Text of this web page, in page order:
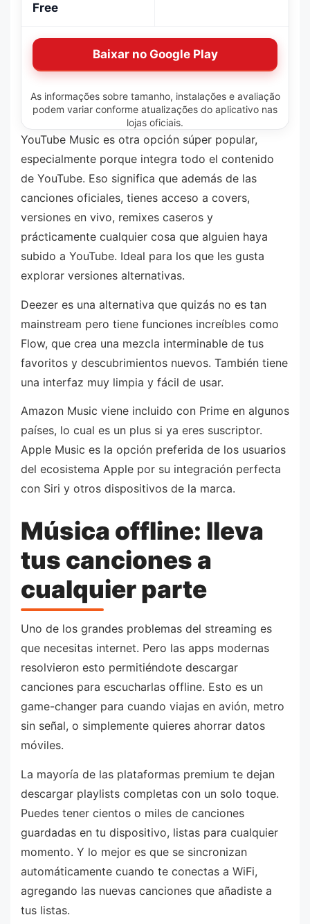
Free
Baixar no Google Play
As informações sobre tamanho, instalações e avaliação
podem variar conforme atualizações do aplicativo nas
lojas oficiais.
YouTube Music es otra opción súper popular,
especialmente porque integra todo el contenido
de YouTube. Eso significa que además de las
canciones oficiales, tienes acceso a covers,
versiones en vivo, remixes caseros y
prácticamente cualquier cosa que alguien haya
subido a YouTube. Ideal para los que les gusta
explorar versiones alternativas.
Deezer es una alternativa que quizás no es tan
mainstream pero tiene funciones increíbles como
Flow, que crea una mezcla interminable de tus
favoritos y descubrimientos nuevos. También tiene
una interfaz muy limpia y fácil de usar.
Amazon Music viene incluido con Prime en algunos
países, lo cual es un plus si ya eres suscriptor.
Apple Music es la opción preferida de los usuarios
del ecosistema Apple por su integración perfecta
con Siri y otros dispositivos de la marca.
Música offline: lleva
tus canciones a
cualquier parte
Uno de los grandes problemas del streaming es
que necesitas internet. Pero las apps modernas
resolvieron esto permitiéndote descargar
canciones para escucharlas offline. Esto es un
game-changer para cuando viajas en avión, metro
sin señal, o simplemente quieres ahorrar datos
móviles.
La mayoría de las plataformas premium te dejan
descargar playlists completas con un solo toque.
Puedes tener cientos o miles de canciones
guardadas en tu dispositivo, listas para cualquier
momento. Y lo mejor es que se sincronizan
automáticamente cuando te conectas a WiFi,
agregando las nuevas canciones que añadiste a
tus listas.